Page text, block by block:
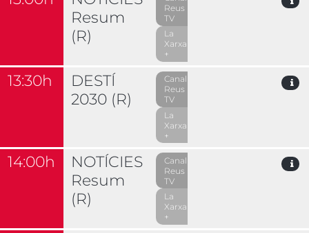
Resum
(R)
Reus
TV
La
Xarxa
+
13:30h
DESTÍ
2030 (R)
Canal
Reus
TV
La
Xarxa
+
14:00h
NOTÍCIES
Resum
(R)
Canal
Reus
TV
La
Xarxa
+